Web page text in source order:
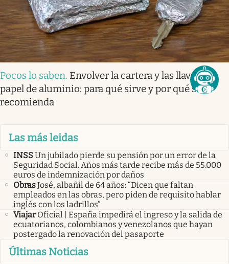
Pocos lo saben. Envolver la cartera y las llaves en
papel de aluminio: para qué sirve y por qué se
recomienda
Las más leidas
INSSUn jubilado pierde su pensión por un error de la
Seguridad Social. Años más tarde recibe más de 55.000
euros de indemnización por daños
ObrasJosé, albañil de 64 años: “Dicen que faltan
empleados en las obras, pero piden de requisito hablar
inglés con los ladrillos”
Viajar Oficial | España impedirá el ingreso y la salida de
ecuatorianos, colombianos y venezolanos que hayan
postergado la renovación del pasaporte
Últimas Noticias